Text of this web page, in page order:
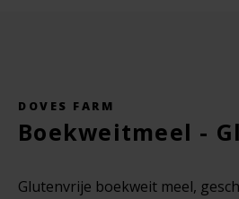
DOVES FARM
Boekweitmeel -
Glutenvrije boekweit meel,